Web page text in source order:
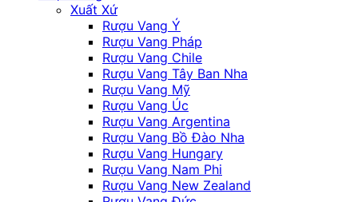
Xuất Xứ
Rượu Vang Ý
Rượu Vang Pháp
Rượu Vang Chile
Rượu Vang Tây Ban Nha
Rượu Vang Mỹ
Rượu Vang Úc
Rượu Vang Argentina
Rượu Vang Bồ Đào Nha
Rượu Vang Hungary
Rượu Vang Nam Phi
Rượu Vang New Zealand